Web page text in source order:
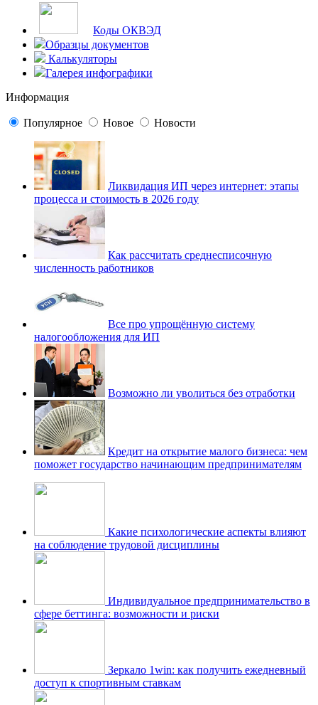
Коды ОКВЭД
Образцы документов
Калькуляторы
Галерея инфографики
Информация
Популярное Новое Новости
Ликвидация ИП через интернет: этапы
процесса и стоимость в 2026 году
Как рассчитать среднесписочную
численность работников
Все про упрощённую систему
налогообложения для ИП
Возможно ли уволиться без отработки
Кредит на открытие малого бизнеса: чем
поможет государство начинающим предпринимателям
Какие психологические аспекты влияют
на соблюдение трудовой дисциплины
Индивидуальное предпринимательство в
сфере беттинга: возможности и риски
Зеркало 1win: как получить ежедневный
доступ к спортивным ставкам